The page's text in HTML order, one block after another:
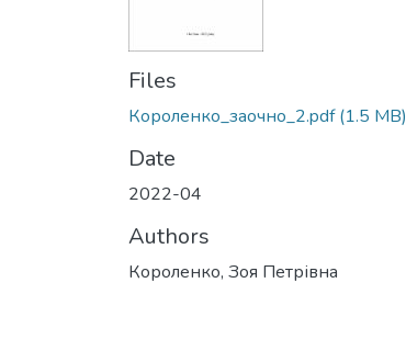
Files
Короленко_заочно_2.pdf(1.5 MB)
Date
2022-04
Authors
Короленко, Зоя Петрівна